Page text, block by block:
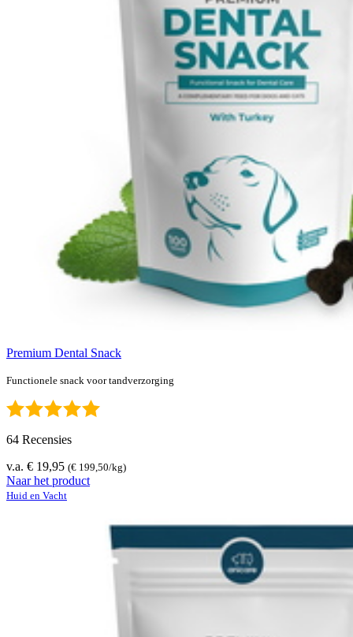
Premium Dental Snack
Functionele snack voor tandverzorging
64 Recensies
v.a. € 19,95 (€ 199,50/kg)
Naar het product
Huid en Vacht